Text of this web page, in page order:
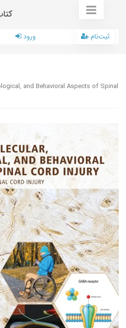
ورود ثبت‌نام
and Behavioral Aspects of Spinal